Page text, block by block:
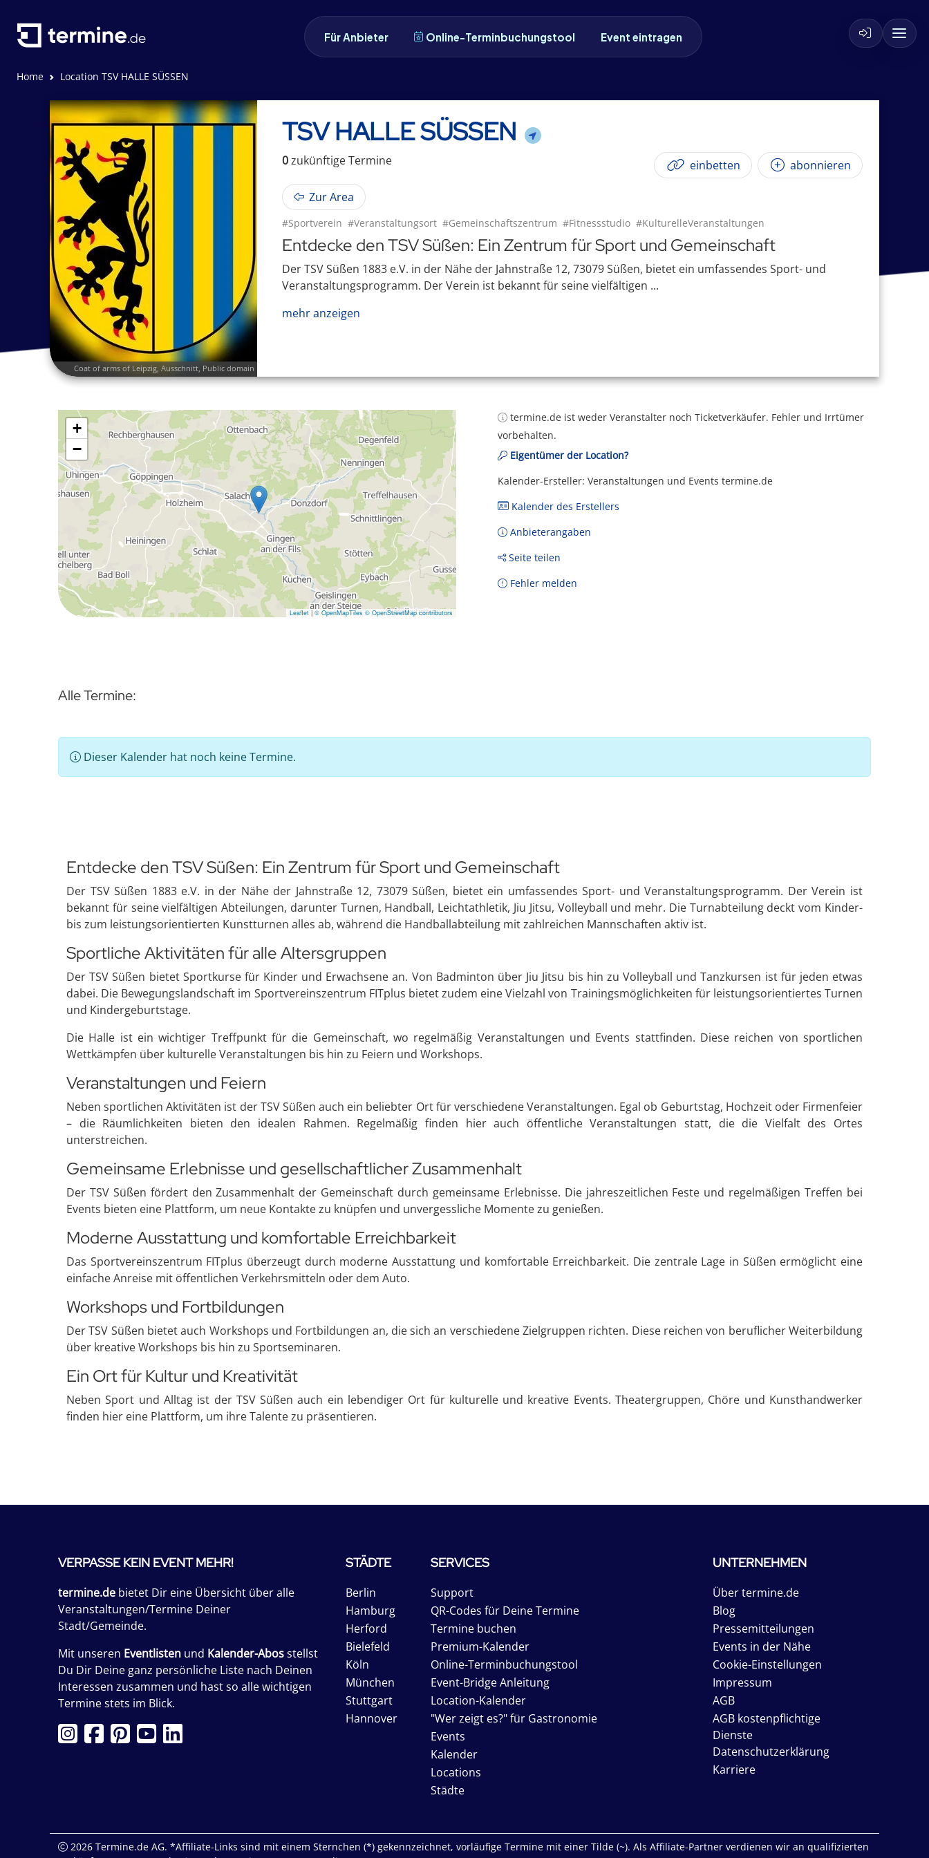
Für Anbieter Online-Terminbuchungstool Event eintragen
Home Location TSV HALLE SÜSSEN
Coat of arms of Leipzig, Ausschnitt, Public domain
TSV HALLE SÜSSEN
0zukünftigeTermine einbetten abonnieren
Zur Area
#Sportverein #Veranstaltungsort #Gemeinschaftszentrum #Fitnessstudio #KulturelleVeranstaltungen
Entdecke den TSV Süßen: Ein Zentrum für Sport und Gemeinschaft
Der TSV Süßen 1883 e.V. in der Nähe der Jahnstraße 12, 73079 Süßen, bietet ein umfassendes Sport- und
Veranstaltungsprogramm. Der Verein ist bekannt für seine vielfältigen ...
mehr anzeigen
+
−
Leaflet | © OpenMapTiles © OpenStreetMap contributors
termine.de ist weder Veranstalter noch Ticketverkäufer. Fehler und Irrtümer
vorbehalten.
Eigentümer der Location?
Kalender-Ersteller: Veranstaltungen und Events termine.de
Kalender des Erstellers
Anbieterangaben
Seite teilen
Fehler melden
Alle Termine:
Dieser Kalender hat noch keine Termine.
Entdecke den TSV Süßen: Ein Zentrum für Sport und Gemeinschaft
Der TSV Süßen 1883 e.V. in der Nähe der Jahnstraße 12, 73079 Süßen, bietet ein umfassendes Sport- und Veranstaltungsprogramm. Der Verein ist
bekannt für seine vielfältigen Abteilungen, darunter Turnen, Handball, Leichtathletik, Jiu Jitsu, Volleyball und mehr. Die Turnabteilung deckt vom Kinder-
bis zum leistungsorientierten Kunstturnen alles ab, während die Handballabteilung mit zahlreichen Mannschaften aktiv ist.
Sportliche Aktivitäten für alle Altersgruppen
Der TSV Süßen bietet Sportkurse für Kinder und Erwachsene an. Von Badminton über Jiu Jitsu bis hin zu Volleyball und Tanzkursen ist für jeden etwas
dabei. Die Bewegungslandschaft im Sportvereinszentrum FITplus bietet zudem eine Vielzahl von Trainingsmöglichkeiten für leistungsorientiertes Turnen
und Kindergeburtstage.
Die Halle ist ein wichtiger Treffpunkt für die Gemeinschaft, wo regelmäßig Veranstaltungen und Events stattfinden. Diese reichen von sportlichen
Wettkämpfen über kulturelle Veranstaltungen bis hin zu Feiern und Workshops.
Veranstaltungen und Feiern
Neben sportlichen Aktivitäten ist der TSV Süßen auch ein beliebter Ort für verschiedene Veranstaltungen. Egal ob Geburtstag, Hochzeit oder Firmenfeier
– die Räumlichkeiten bieten den idealen Rahmen. Regelmäßig finden hier auch öffentliche Veranstaltungen statt, die die Vielfalt des Ortes
unterstreichen.
Gemeinsame Erlebnisse und gesellschaftlicher Zusammenhalt
Der TSV Süßen fördert den Zusammenhalt der Gemeinschaft durch gemeinsame Erlebnisse. Die jahreszeitlichen Feste und regelmäßigen Treffen bei
Events bieten eine Plattform, um neue Kontakte zu knüpfen und unvergessliche Momente zu genießen.
Moderne Ausstattung und komfortable Erreichbarkeit
Das Sportvereinszentrum FITplus überzeugt durch moderne Ausstattung und komfortable Erreichbarkeit. Die zentrale Lage in Süßen ermöglicht eine
einfache Anreise mit öffentlichen Verkehrsmitteln oder dem Auto.
Workshops und Fortbildungen
Der TSV Süßen bietet auch Workshops und Fortbildungen an, die sich an verschiedene Zielgruppen richten. Diese reichen von beruflicher Weiterbildung
über kreative Workshops bis hin zu Sportseminaren.
Ein Ort für Kultur und Kreativität
Neben Sport und Alltag ist der TSV Süßen auch ein lebendiger Ort für kulturelle und kreative Events. Theatergruppen, Chöre und Kunsthandwerker
finden hier eine Plattform, um ihre Talente zu präsentieren.
VERPASSE KEIN EVENT MEHR!
termine.de bietet Dir eine Übersicht über alle
Veranstaltungen/Termine Deiner
Stadt/Gemeinde.
Mit unseren Eventlisten und Kalender-Abosstellst
Du Dir Deine ganz persönliche Liste nach Deinen
Interessen zusammen und hast so alle wichtigen
Termine stets im Blick.
STÄDTE
Berlin
Hamburg
Herford
Bielefeld
Köln
München
Stuttgart
Hannover
SERVICES
Support
QR-Codes für Deine Termine
Termine buchen
Premium-Kalender
Online-Terminbuchungstool
Event-Bridge Anleitung
Location-Kalender
"Wer zeigt es?" für Gastronomie
Events
Kalender
Locations
Städte
UNTERNEHMEN
Über termine.de
Blog
Pressemitteilungen
Events in der Nähe
Cookie-Einstellungen
Impressum
AGB
AGB kostenpflichtige
Dienste
Datenschutzerklärung
Karriere
2026 Termine.de AG. *Affiliate-Links sind mit einem Sternchen (*) gekennzeichnet, vorläufige Termine mit einer Tilde (~). Als Affiliate-Partner verdienen wir an qualifizierten